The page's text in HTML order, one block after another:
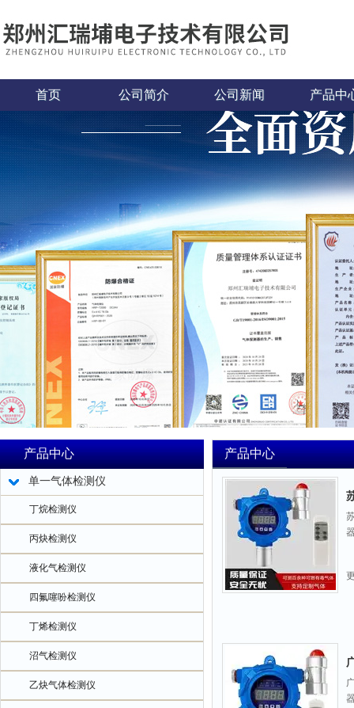
首页 公司简介 公司新闻 产品中
产品中心
单一气体检测仪
丁烷检测仪
丙炔检测仪
液化气检测仪
四氟噻吩检测仪
丁烯检测仪
沼气检测仪
乙炔气体检测仪
产品中心